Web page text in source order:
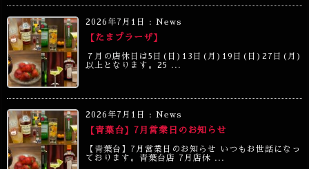
2026年7月1日 : News
【たまプラーザ】
７月の店休日は5日(日)13日(月)19日(日)27日(月)
以上となります。25 ...
2026年7月1日 : News
【青葉台】7月営業日のお知らせ
【青葉台】7月営業日のお知らせ いつもお世話になっ
ております。青葉台店 7月店休 ...